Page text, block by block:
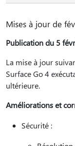
Mises à jour de
Publication du 5
La mise à jour
Surface Go 4
ultérieure.
Améliorations et
Sécurité :